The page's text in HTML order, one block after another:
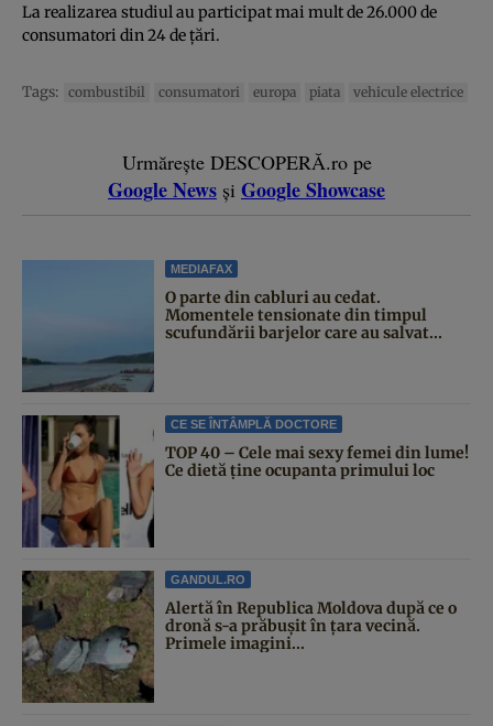
La realizarea studiul au participat mai mult de 26.000 de
consumatori din 24 de țări.
Tags: combustibil consumatori europa piata vehicule electrice
Urmărește DESCOPERĂ.ro pe
Google News și Google Showcase
MEDIAFAX
O parte din cabluri au cedat.
Momentele tensionate din timpul
scufundării barjelor care au salvat...
CE SE ÎNTÂMPLĂ DOCTORE
TOP 40 – Cele mai sexy femei din lume!
Ce dietă ține ocupanta primului loc
GANDUL.RO
Alertă în Republica Moldova după ce o
dronă s-a prăbușit în țara vecină.
Primele imagini...